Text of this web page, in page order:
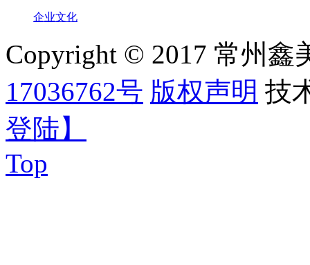
企业文化
Copyright © 2017 常州
17036762号 版权声明 技
登陆】
Top